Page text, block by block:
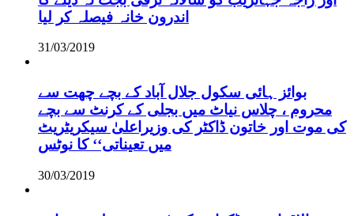
اندرون خانہ فیصلہ کر لیا
31/03/2019
بوائز ہائی سکول جلال آباد کے بچے چھت سے
محروم ، چلاس نیاٹ میں بجلی کے کرنٹ سے بچے
کی موت اور خاتون ڈاکٹر کی وزیراعلیٰ سیکریٹریٹ
میں تعیناتی‘‘ کا نوٹس
30/03/2019